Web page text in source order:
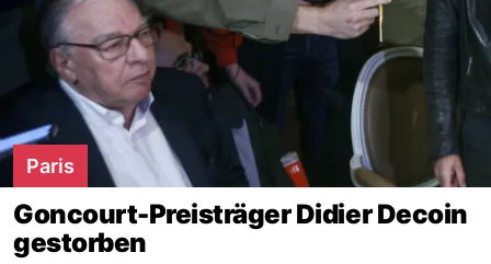
Paris
Goncourt-Preisträger Didier Decoin
gestorben